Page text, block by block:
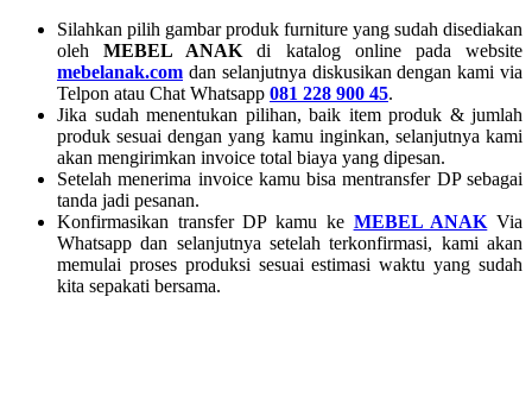
Silahkan pilih gambar produk furniture yang sudah disediakan
olehMEBEL ANAK di katalog online pada website
mebelanak.com dan selanjutnya diskusikan dengan kami via
Telpon atau Chat Whatsapp 081 228 900 45.
Jika sudah menentukan pilihan, baik item produk & jumlah
produk sesuai dengan yang kamu inginkan, selanjutnya kami
akan mengirimkan invoice total biaya yang dipesan.
Setelah menerima invoice kamu bisa mentransfer DP sebagai
tanda jadi pesanan.
Konfirmasikan transfer DP kamu ke MEBEL ANAK Via
Whatsapp dan selanjutnya setelah terkonfirmasi, kami akan
memulai proses produksi sesuai estimasi waktu yang sudah
kita sepakati bersama.